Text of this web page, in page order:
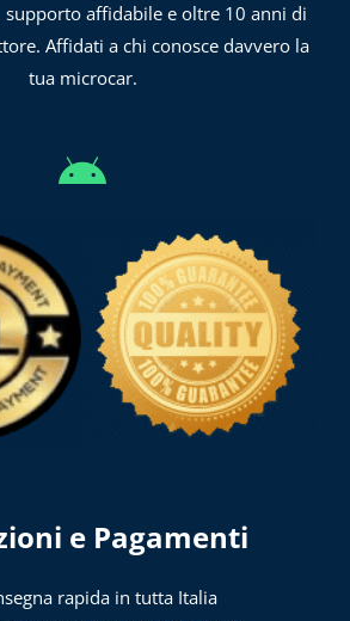
supporto affidabile e oltre 10 anni di
Affidati a chi conosce davvero la
tua microcar.
e Pagamenti
rapida in tutta Italia